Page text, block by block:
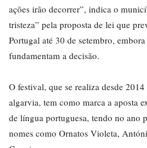
ações irão decorrer”, indica o
tristeza” pela proposta de lei que
Portugal até 30 de setembro,
fundamentam a decisão.
O festival, que se realiza desde
algarvia, tem como marca a aposta
de língua portuguesa, tendo no ano
nomes como Ornatos Violeta,